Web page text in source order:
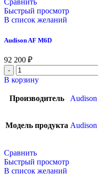
Быстрый просмотр
В список желаний
Audison AF M6D
92 200 ₽
В корзину
Производитель Audison
Модель продукта
Сравнить
Быстрый просмотр
В список желаний